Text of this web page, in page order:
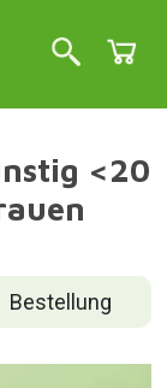
<20
Bestellung